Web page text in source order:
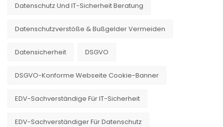
Datenschutz Und IT-Sicherheit Beratung
Datenschutzverstöße & Bußgelder Vermeiden
Datensicherheit DSGVO
DSGVO-Konforme Webseite Cookie-Banner
EDV-Sachverständige Für IT-Sicherheit
EDV-Sachverständiger Für Datenschutz